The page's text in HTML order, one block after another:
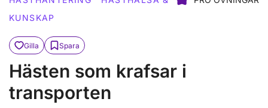
KUNSKAP
Gilla Spara
Hästen som krafsar i
transporten